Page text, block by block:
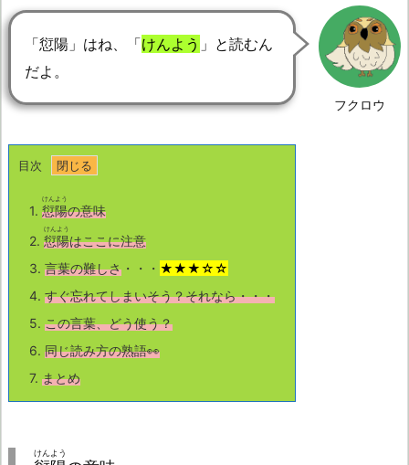
フクロウ
「愆陽」はね、「けんよう 」と読むん
だよ。
目次
1. 愆陽
けんよう
の意味
2. 愆陽
けんよう
はここに注意
3. 言葉の難しさ ・・・ ★★★☆☆
4. すぐ忘れてしまいそう？それなら・・・
5. この言葉、どう使う？
6. 同じ読み方の熟語👀
7. まとめ
けんよう